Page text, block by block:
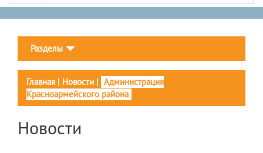
Разделы
Главная | Новости | Администрация
Красноармейского района
Новости